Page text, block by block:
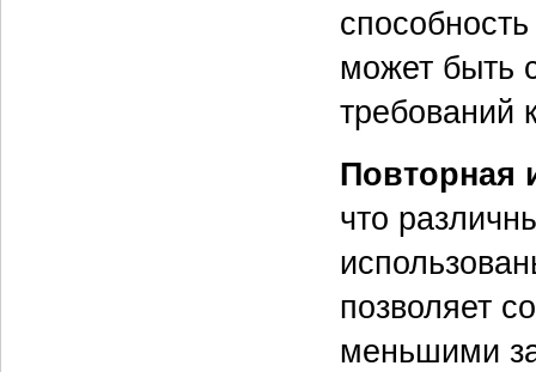
может быть
требований
Повторная
что
позволяет
меньшими